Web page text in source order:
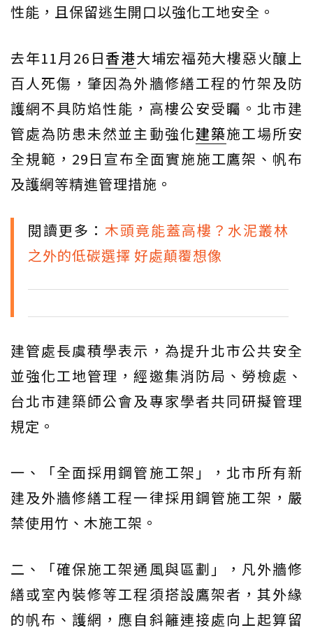
性能，且保留逃生開口以強化工地安全。
去年11月26日香港大埔宏福苑大樓惡火釀上
百人死傷，肇因為外牆修繕工程的竹架及防
護網不具防焰性能，高樓公安受矚。北市建
管處為防患未然並主動強化建築施工場所安
全規範，29日宣布全面實施施工鷹架、帆布
及護網等精進管理措施。
閱讀更多： 木頭竟能蓋高樓？水泥叢林
之外的低碳選擇 好處顛覆想像
建管處長虞積學表示，為提升北市公共安全
並強化工地管理，經邀集消防局、勞檢處、
台北市建築師公會及專家學者共同研擬管理
規定。
一、「全面採用鋼管施工架」，北市所有新
建及外牆修繕工程一律採用鋼管施工架，嚴
禁使用竹、木施工架。
二、「確保施工架通風與區劃」，凡外牆修
繕或室內裝修等工程須搭設鷹架者，其外緣
的帆布、護網，應自斜籬連接處向上起算留